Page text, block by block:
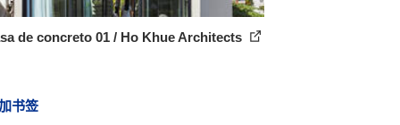
de concreto 01 / Ho Khue Architects
书签